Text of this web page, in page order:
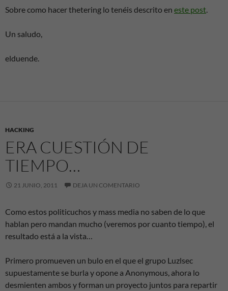
Sobre como hacer thetering lo tenéis descrito en este post.
Un saludo,
elduende.
HACKING
ERA CUESTIÓN DE
TIEMPO…
21 JUNIO, 2011 DEJA UN COMENTARIO
Como estos politicuchos y mass media no saben de lo que
hablan pero mandan mucho (veremos por cuanto tiempo), el
resultado está a la vista…
Primero promueven un bulo en el que el grupo Luzlsec
supuestamente se burla y opone a Anonymous, ahora lo
desmienten ambos y forman un proyecto juntos para repartir